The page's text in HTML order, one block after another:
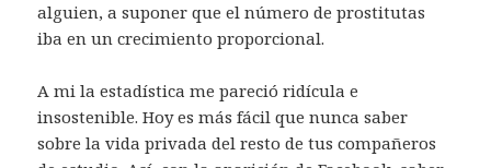
alguien, a suponer que el número de prostitutas
iba en un crecimiento proporcional.
A mi la estadística me pareció ridícula e
insostenible. Hoy es más fácil que nunca saber
sobre la vida privada del resto de tus compañeros